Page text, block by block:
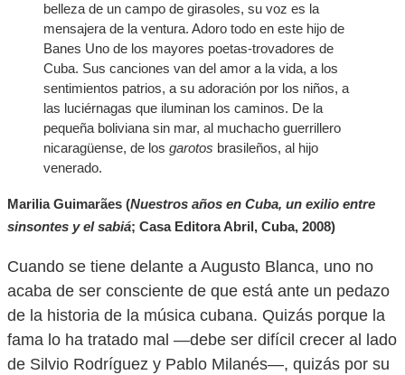
belleza de un campo de girasoles, su voz es la
mensajera de la ventura. Adoro todo en este hijo de
Banes Uno de los mayores poetas-trovadores de
Cuba. Sus canciones van del amor a la vida, a los
sentimientos patrios, a su adoración por los niños, a
las luciérnagas que iluminan los caminos. De la
pequeña boliviana sin mar, al muchacho guerrillero
nicaragüense, de los garotos brasileños, al hijo
venerado.
Marilia Guimarães (Nuestros años en Cuba, un exilio entre
sinsontes y el sabiá; Casa Editora Abril, Cuba, 2008)
Cuando se tiene delante a Augusto Blanca, uno no
acaba de ser consciente de que está ante un pedazo
de la historia de la música cubana. Quizás porque la
fama lo ha tratado mal —debe ser difícil crecer al lado
de Silvio Rodríguez y Pablo Milanés—, quizás por su